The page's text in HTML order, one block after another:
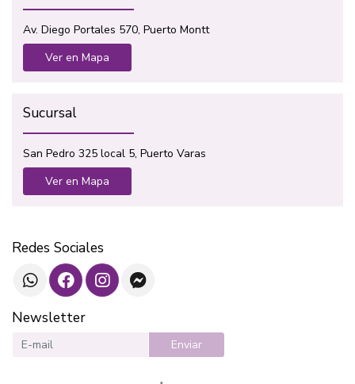
Av. Diego Portales 570, Puerto Montt
Ver en Mapa
Sucursal
San Pedro 325 local 5, Puerto Varas
Ver en Mapa
Redes Sociales
Newsletter
Enviar